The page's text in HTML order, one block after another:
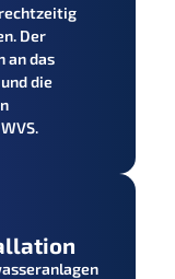
Der
an das
die